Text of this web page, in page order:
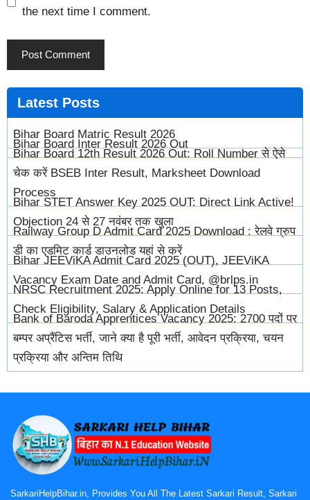
the next time I comment.
Latest Posts
Bihar Board Matric Result 2026
Bihar Board Inter Result 2026 Out
Bihar Board 12th Result 2026 Out: Roll Number से ऐसे
चेक करें BSEB Inter Result, Marksheet Download
Process
Bihar STET Answer Key 2025 OUT: Direct Link Active!
Objection 24 से 27 नवंबर तक खुला
Railway Group D Admit Card 2025 Download : रेलवे ग्रुप
डी का एडमिट कार्ड डाउनलोड यहां से करें
Bihar JEEViKA Admit Card 2025 (OUT), JEEViKA
Vacancy Exam Date and Admit Card, @brlps.in
NRSC Recruitment 2025: Apply Online for 13 Posts,
Check Eligibility, Salary & Application Details
Bank of Baroda Apprentices Vacancy 2025: 2700 पदों पर
बम्पर अप्रैंटिस भर्ती, जाने क्या है पूरी भर्ती, आवेदन प्रक्रिया, चयन
प्रक्रिया और अन्तिम तिथि
SarkariHelpBihar.in, Provides You All The Latest Sarkari Result, Sarkari